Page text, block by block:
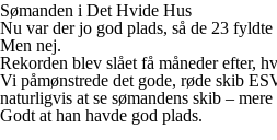
Sømanden i Det Hvide Hus
Nu var der jo god plads, så de 23
Men nej.
Rekorden blev slået få måneder efter,
Vi påmønstrede det gode, røde skib
naturligvis at se sømandens skib –
Godt at han havde god plads.